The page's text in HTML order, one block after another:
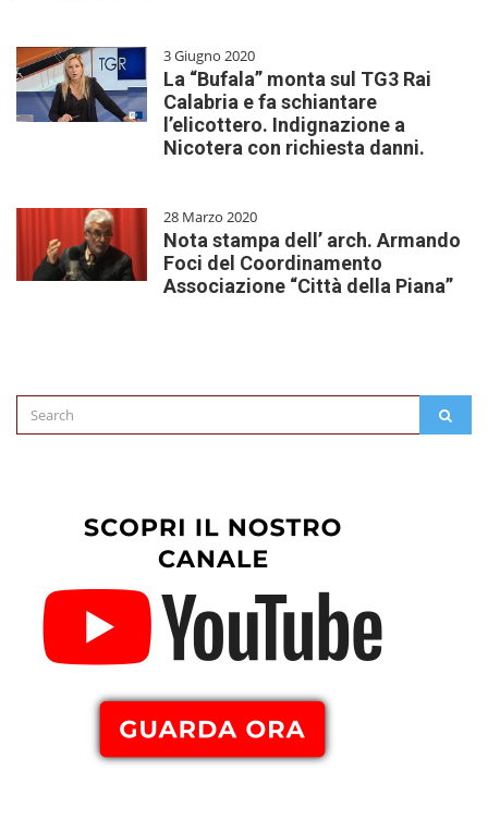
3 Giugno 2020
La “Bufala” monta sul TG3 Rai
Calabria e fa schiantare
l’elicottero. Indignazione a
Nicotera con richiesta danni.
28 Marzo 2020
Nota stampa dell’ arch. Armando
Foci del Coordinamento
Associazione “Città della Piana”
Search
for: